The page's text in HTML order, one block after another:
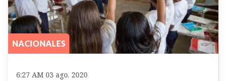
NACIONALES
6:27 AM 03 ago. 2020